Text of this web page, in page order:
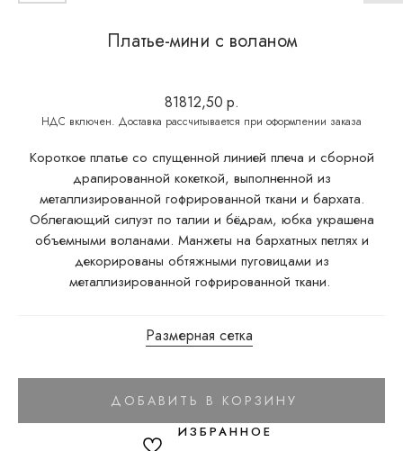
Платье-мини с воланом
81812,50 р.
Короткое платье со спущенной линией плеча и сборной
драпированной кокеткой, выполненной из
металлизированной гофрированной ткани и бархата.
Облегающий силуэт по талии и бёдрам, юбка украшена
объемными воланами. Манжеты на бархатных петлях и
декорированы обтяжными пуговицами из
металлизированной гофрированной ткани.
Размерная сетка
ДОБАВИТЬ В КОРЗИНУ